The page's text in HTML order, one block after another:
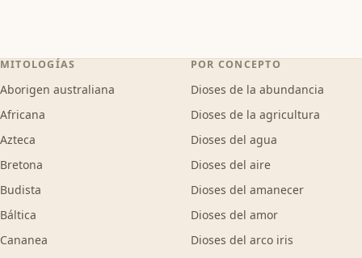
MITOLOGÍAS
Aborigen australiana
Africana
Azteca
Bretona
Budista
Báltica
Cananea
POR CONCEPTO
Dioses de la abundancia
Dioses de la agricultura
Dioses del agua
Dioses del aire
Dioses del amanecer
Dioses del amor
Dioses del arco iris